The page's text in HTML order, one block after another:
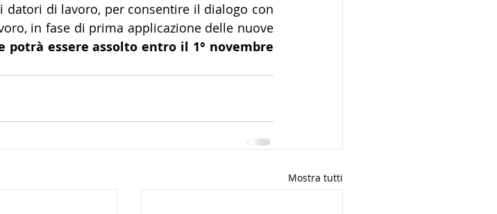
datori di lavoro, per consentire il dialogo con
in fase di prima applicazione delle nuove
potrà essere assolto entro il 1° novembre
Mostra tutti